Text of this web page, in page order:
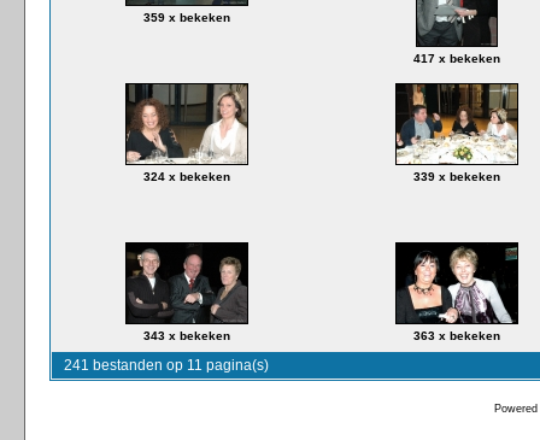
359 x bekeken
417 x bekeken
324 x bekeken 339 x bekeken
343 x bekeken 363 x bekeken
241 bestanden op 11 pagina(s)